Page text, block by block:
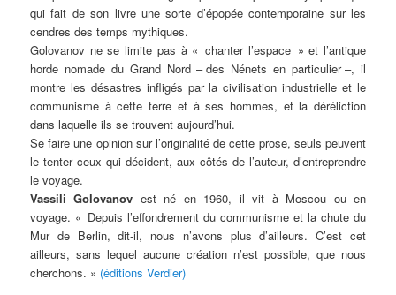
qui fait de son livre une sorte d’épopée contemporaine sur les
cendres des temps mythiques.
Golovanov ne se limite pas à « chanter l’espace » et l’antique
horde nomade du Grand Nord – des Nénets en particulier –, il
montre les désastres infligés par la civilisation industrielle et le
communisme à cette terre et à ses hommes, et la déréliction
dans laquelle ils se trouvent aujourd’hui.
Se faire une opinion sur l’originalité de cette prose, seuls peuvent
le tenter ceux qui décident, aux côtés de l’auteur, d’entreprendre
le voyage.
Vassili Golovanov est né en 1960, il vit à Moscou ou en
voyage. « Depuis l’effondrement du communisme et la chute du
Mur de Berlin, dit-il, nous n’avons plus d’ailleurs. C’est cet
ailleurs, sans lequel aucune création n’est possible, que nous
cherchons. » (éditions Verdier)